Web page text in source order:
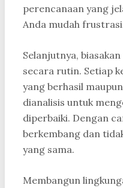
perencanaan yang
Anda mudah
Selanjutnya,
secara rutin. Setiap
yang berhasil
dianalisis untuk
diperbaiki. Dengan
berkembang dan
yang sama.
Membangun